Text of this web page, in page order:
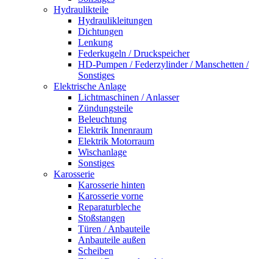
Hydraulikteile
Hydraulikleitungen
Dichtungen
Lenkung
Federkugeln / Druckspeicher
HD-Pumpen / Federzylinder / Manschetten /
Sonstiges
Elektrische Anlage
Lichtmaschinen / Anlasser
Zündungsteile
Beleuchtung
Elektrik Innenraum
Elektrik Motorraum
Wischanlage
Sonstiges
Karosserie
Karosserie hinten
Karosserie vorne
Reparaturbleche
Stoßstangen
Türen / Anbauteile
Anbauteile außen
Scheiben